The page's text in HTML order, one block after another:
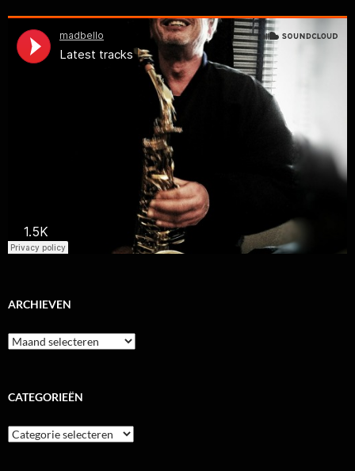
ARCHIEVEN
Archieven
CATEGORIEËN
Categorieën